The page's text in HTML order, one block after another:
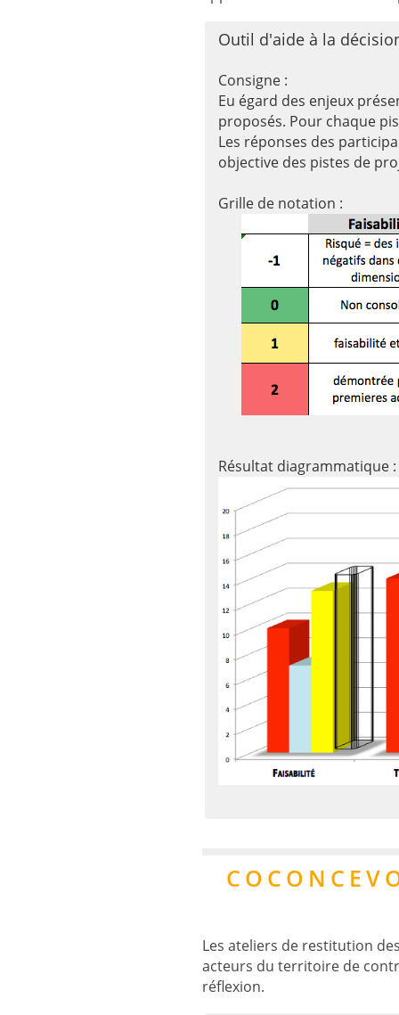
Cliquer pour voir les
Cliquer pour voir les
[/su_lightbox]
Outil d'aide à la
Consigne :
Eu égard des enjeux
proposés. Pour chaque
Les réponses des
objective des pistes de
Grille de notation :
Résultat diagrammatique :
Les ateliers de restitution
acteurs du territoire de
réflexion.